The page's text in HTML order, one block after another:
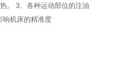
。 3、各种运动部位的注油
响机床的精准度